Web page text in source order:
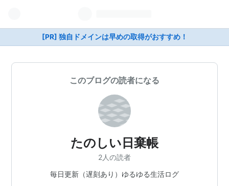
[PR] 独自ドメインは早めの取得がおすすめ！
このブログの読者になる
たのしい日棄帳
2人の読者
毎日更新（遅刻あり）ゆるゆる生活ログ